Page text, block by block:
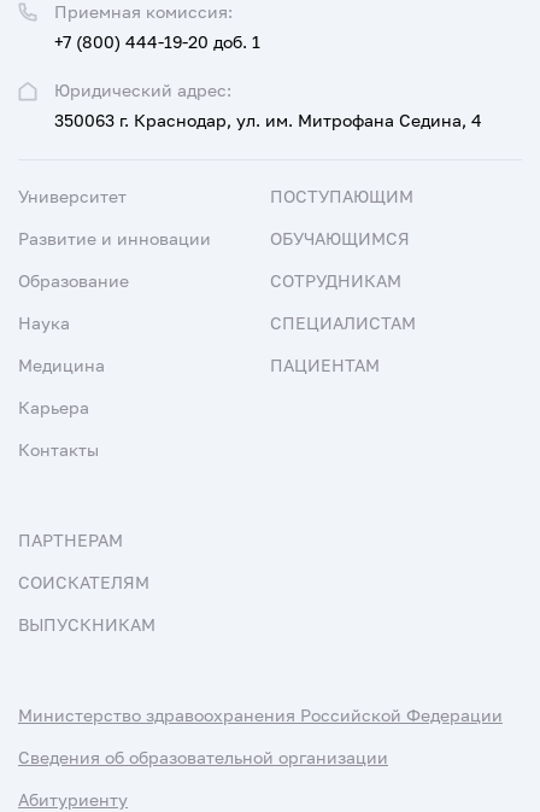
Юридический адрес:
350063 г. Краснодар, ул. им. Митрофана Седина, 4
Приемная комиссия:
+7 (800) 444-19-20 доб. 1
Университет
Развитие и инновации
Образование
Наука
Медицина
Карьера
Контакты
ПОСТУПАЮЩИМ
ОБУЧАЮЩИМСЯ
СОТРУДНИКАМ
СПЕЦИАЛИСТАМ
ПАЦИЕНТАМ
ПАРТНЕРАМ
СОИСКАТЕЛЯМ
ВЫПУСКНИКАМ
Министерство здравоохранения Российской Федерации
Сведения об образовательной организации
Абитуриенту